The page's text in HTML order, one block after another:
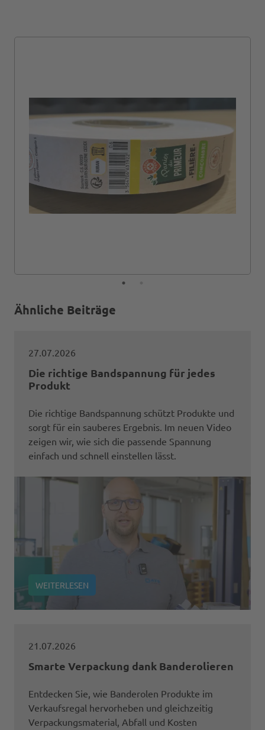
Ähnliche Beiträge
27.07.2026
Die richtige Bandspannung für jedes
Produkt
Die richtige Bandspannung schützt Produkte und
sorgt für ein sauberes Ergebnis. Im neuen Video
zeigen wir, wie sich die passende Spannung
einfach und schnell einstellen lässt.
WEITERLESEN
21.07.2026
Smarte Verpackung dank Banderolieren
Entdecken Sie, wie Banderolen Produkte im
Verkaufsregal hervorheben und gleichzeitig
Verpackungsmaterial, Abfall und Kosten